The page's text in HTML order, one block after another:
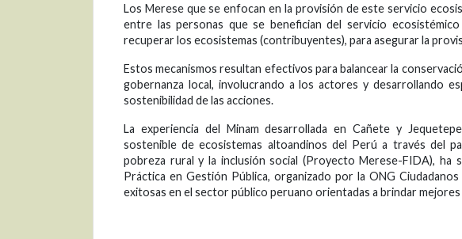
Los Merese que se enfocan en la provisión de este servicio
entre las personas que se benefician del servicio
recuperar los ecosistemas (contribuyentes), para asegurar la
Estos mecanismos resultan efectivos para balancear la
gobernanza local, involucrando a los actores y desarrollando
sostenibilidad de las acciones.
La experiencia del Minam desarrollada en Cañete y
sostenible de ecosistemas altoandinos del Perú a través del
pobreza rural y la inclusión social (Proyecto Merese-FIDA), ha
Práctica en Gestión Pública, organizado por la ONG
exitosas en el sector público peruano orientadas a brindar mejores